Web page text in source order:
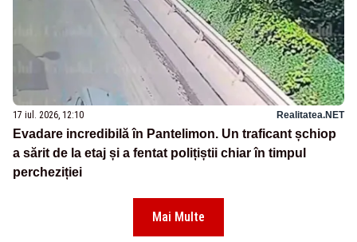
17 iul. 2026, 12:10 Realitatea.NET
Evadare incredibilă în Pantelimon. Un traficant șchiop
a sărit de la etaj și a fentat polițiștii chiar în timpul
percheziției
Mai Multe